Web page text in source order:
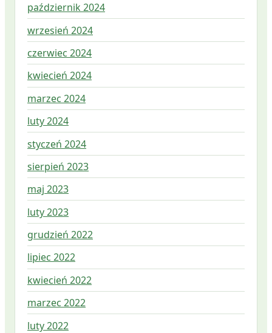
październik 2024
wrzesień 2024
czerwiec 2024
kwiecień 2024
marzec 2024
luty 2024
styczeń 2024
sierpień 2023
maj 2023
luty 2023
grudzień 2022
lipiec 2022
kwiecień 2022
marzec 2022
luty 2022